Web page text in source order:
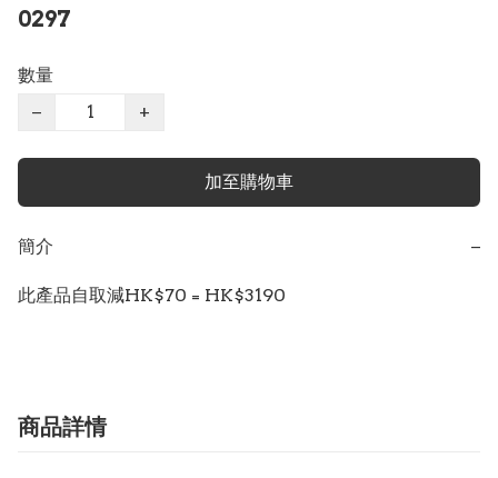
0297
數量
−
+
加至購物車
簡介 −
此產品自取減HK$70 = HK$3190
商品詳情